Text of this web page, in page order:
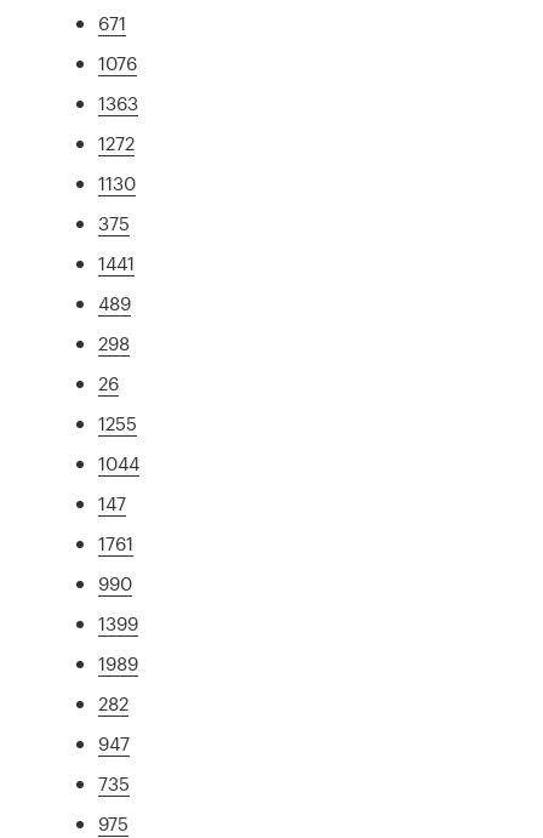
671
1076
1363
1272
1130
375
1441
489
298
26
1255
1044
147
1761
990
1399
1989
282
947
735
975